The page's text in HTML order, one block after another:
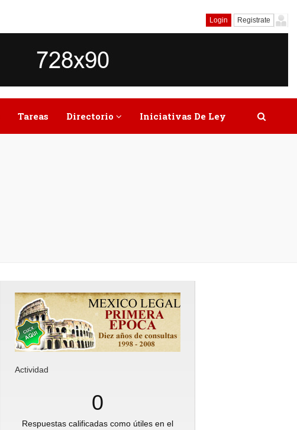
Login Registrate
Tareas Directorio Iniciativas De Ley
Actividad
0
Respuestas calificadas como útiles en el